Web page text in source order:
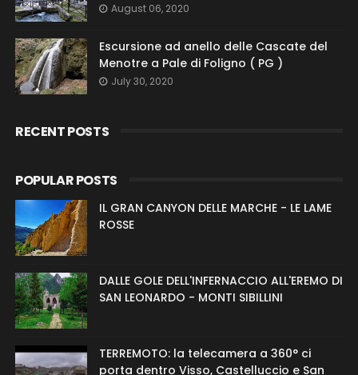
August 06, 2020
Escursione ad anello delle Cascate del
Menotre a Pale di Foligno ( PG )
July 30, 2020
RECENT POSTS
POPULAR POSTS
IL GRAN CANYON DELLE MARCHE - LE LAME
ROSSE
DALLE GOLE DELL'INFERNACCIO ALL'EREMO DI
SAN LEONARDO - MONTI SIBILLINI
TERREMOTO: la telecamera a 360° ci
porta dentro Visso, Castelluccio e San